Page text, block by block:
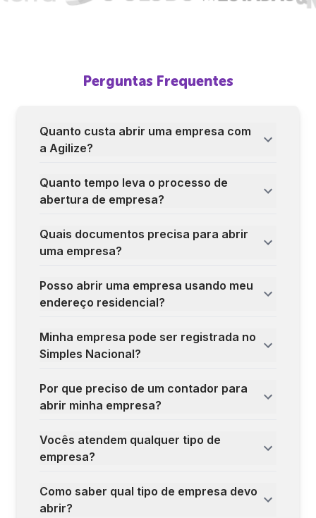
Perguntas Frequentes
Quanto custa abrir uma empresa com
a Agilize?
Quanto tempo leva o processo de
abertura de empresa?
Quais documentos precisa para abrir
uma empresa?
Posso abrir uma empresa usando meu
endereço residencial?
Minha empresa pode ser registrada no
Simples Nacional?
Por que preciso de um contador para
abrir minha empresa?
Vocês atendem qualquer tipo de
empresa?
Como saber qual tipo de empresa devo
abrir?